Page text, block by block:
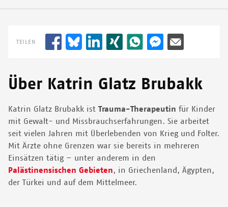
TEILEN
Über Katrin Glatz Brubakk
Katrin Glatz Brubakk ist Trauma-Therapeutin für Kinder
mit Gewalt- und Missbrauchserfahrungen. Sie arbeitet
seit vielen Jahren mit Überlebenden von Krieg und Folter.
Mit Ärzte ohne Grenzen war sie bereits in mehreren
Einsätzen tätig – unter anderem in den
Palästinensischen Gebieten, in Griechenland, Ägypten,
der Türkei und auf dem Mittelmeer.